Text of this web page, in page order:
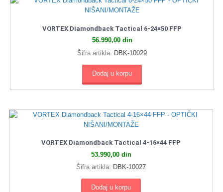
VORTEX Diamondback Tactical 6‑24×50 FFP
56.990,00 din
Šifra artikla: DBK‑10029
Dodaj u korpu
VORTEX Diamondback Tactical 4‑16×44 FFP
53.990,00 din
Šifra artikla: DBK-10027
Dodaj u korpu